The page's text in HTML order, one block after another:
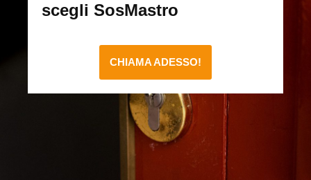
scegli SosMastro
CHIAMA ADESSO!